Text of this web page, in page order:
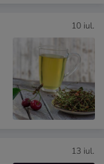
10 iul.
13 iul.